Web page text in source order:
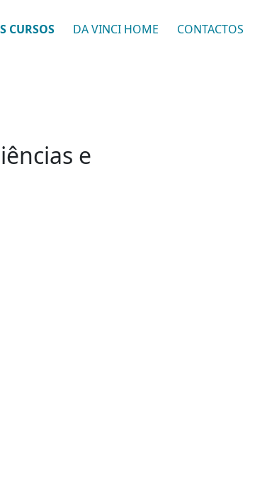
CURSOS DA VINCI HOME CONTACTOS
e